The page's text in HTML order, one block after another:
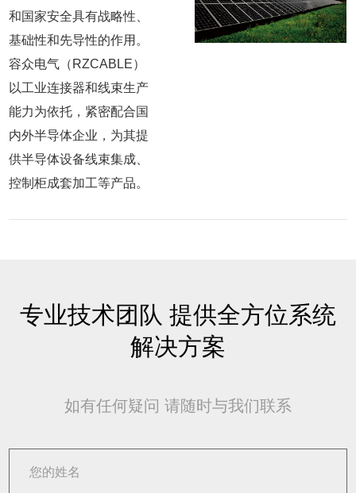
和国家安全具有战略性、
基础性和先导性的作用。
容众电气（RZCABLE）
以工业连接器和线束生产
能力为依托，紧密配合国
内外半导体企业，为其提
供半导体设备线束集成、
控制柜成套加工等产品。
专业技术团队 提供全方位系统
解决方案
如有任何疑问 请随时与我们联系